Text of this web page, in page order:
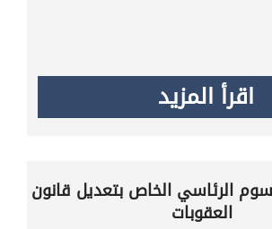
اقرأ المزيد
الرئاسي الخاص بتعديل قانون
العقوبات